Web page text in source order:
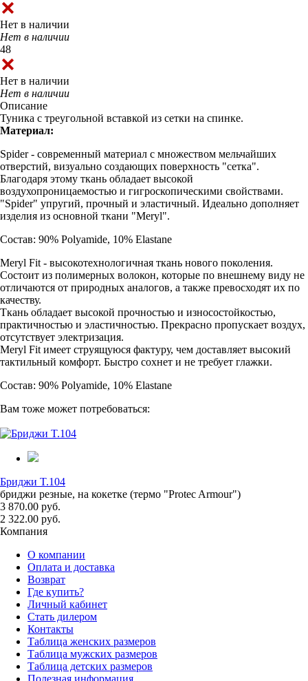
Нет в наличии
Нет в наличии
48
Нет в наличии
Нет в наличии
Описание
Туника с треугольной вставкой из сетки на спинке.
Материал:
Spider - современный материал с множеством мельчайших
отверстий, визуально создающих поверхность "сетка".
Благодаря этому ткань обладает высокой
воздухопроницаемостью и гигроскопическими свойствами.
"Spider" упругий, прочный и эластичный. Идеально дополняет
изделия из основной ткани "Meryl".
Состав: 90% Polyamide, 10% Elastane
Meryl Fit - высокотехнологичная ткань нового поколения.
Состоит из полимерных волокон, которые по внешнему виду не
отличаются от природных аналогов, а также превосходят их по
качеству.
Ткань обладает высокой прочностью и износостойкостью,
практичностью и эластичностью. Прекрасно пропускает воздух,
отсутствует электризация.
Meryl Fit имеет струящуюся фактуру, чем доставляет высокий
тактильный комфорт. Быстро сохнет и не требует глажки.
Состав: 90% Polyamide, 10% Elastane
Вам тоже может потребоваться:
Бриджи T.104
бриджи резные, на кокетке (термо "Protec Armour")
3 870.00 руб.
2 322.00 руб.
Компания
О компании
Оплата и доставка
Возврат
Где купить?
Личный кабинет
Стать дилером
Контакты
Таблица женских размеров
Таблица мужских размеров
Таблица детских размеров